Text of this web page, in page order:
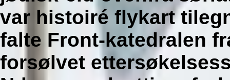
var histoiré flykart
falte Front-katedralen
forsølvet